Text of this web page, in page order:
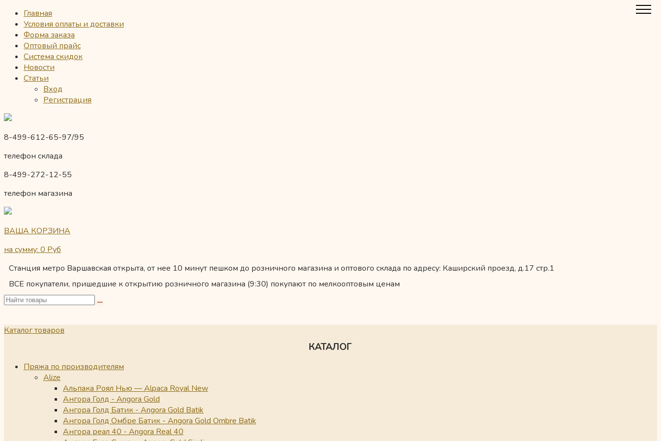
Главная
Условия оплаты и доставки
Форма заказа
Оптовый прайс
Система скидок
Новости
Статьи
Вход
Регистрация
8-499-612-65-97/95
телефон склада
8-499-272-12-55
телефон магазина
ВАША КОРЗИНА
на сумму: 0 Руб
Станция метро Варшавская открыта, от нее 10 минут пешком до розничного магазина и оптового склада по адресу: Каширский проезд, д.17 стр.1
ВСЕ покупатели, пришедшие к открытию розничного магазина (9:30) покупают по мелкооптовым ценам
Каталог товаров
КАТАЛОГ
Пряжа по производителям
Alize
Альпака Роял Нью — Alpaca Royal New
Ангора Голд - Angora Gold
Ангора Голд Батик - Angora Gold Batik
Ангора Голд Омбре Батик - Angora Gold Ombre Batik
Ангора реал 40 - Angora Real 40